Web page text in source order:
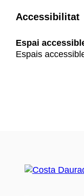
Accessibilitat
Espai
Espais